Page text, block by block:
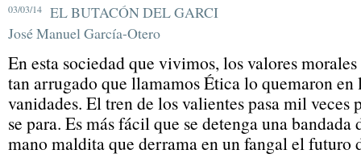
03/03/14
EL BUTACÓN DEL GARCI
José Manuel García-Otero
En esta sociedad que vivimos, los valores
tan arrugado que llamamos Ética lo quemaron en
vanidades. El tren de los valientes pasa mil veces
se para. Es más fácil que se detenga una bandada
mano maldita que derrama en un fangal el futuro